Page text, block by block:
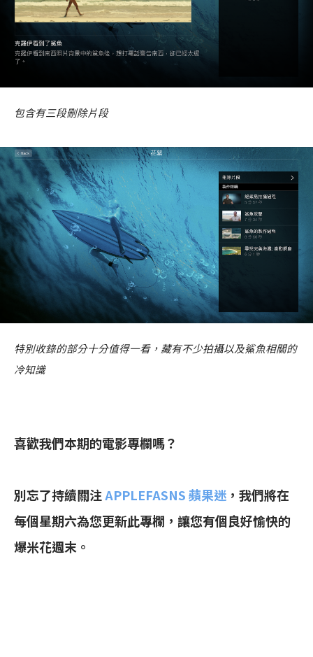
包含有三段刪除片段
特別收錄的部分十分值得一看，藏有不少拍攝以及鯊魚相關的
冷知識
喜歡我們本期的電影專欄嗎？
別忘了持續關注APPLEFASNS 蘋果迷 ，我們將在
每個星期六為您更新此專欄，讓您有個良好愉快的
爆米花週末。